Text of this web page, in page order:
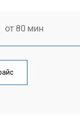
от 80 мин
от 60 мин